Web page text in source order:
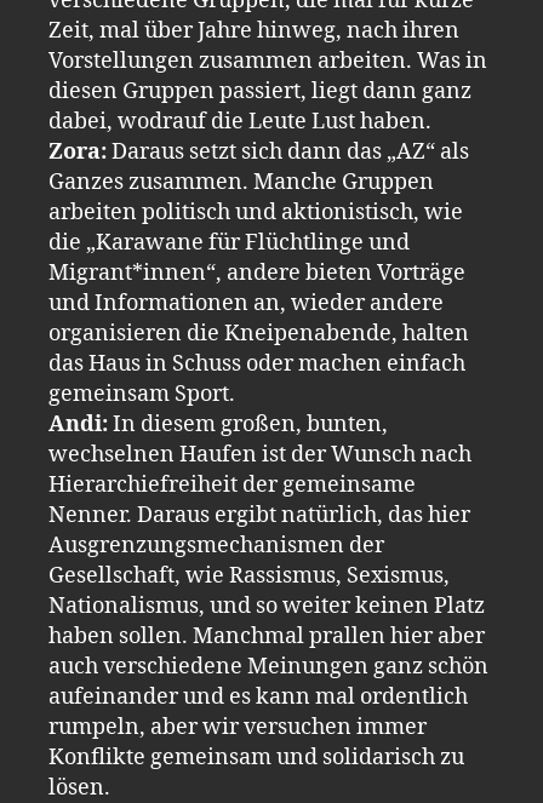
Zeit, mal über Jahre hinweg, nach ihren
Vorstellungen zusammen arbeiten. Was in
diesen Gruppen passiert, liegt dann ganz
dabei, wodrauf die Leute Lust haben.
Zora:Daraus setzt sich dann das „AZ“ als
Ganzes zusammen. Manche Gruppen
arbeiten politisch und aktionistisch, wie
die „Karawane für Flüchtlinge und
Migrant*innen“, andere bieten Vorträge
und Informationen an, wieder andere
organisieren die Kneipenabende, halten
das Haus in Schuss oder machen einfach
gemeinsam Sport.
Andi:In diesem großen, bunten,
wechselnen Haufen ist der Wunsch nach
Hierarchiefreiheit der gemeinsame
Nenner. Daraus ergibt natürlich, das hier
Ausgrenzungsmechanismen der
Gesellschaft, wie Rassismus, Sexismus,
Nationalismus, und so weiter keinen Platz
haben sollen. Manchmal prallen hier aber
auch verschiedene Meinungen ganz schön
aufeinander und es kann mal ordentlich
rumpeln, aber wir versuchen immer
Konflikte gemeinsam und solidarisch zu
lösen.